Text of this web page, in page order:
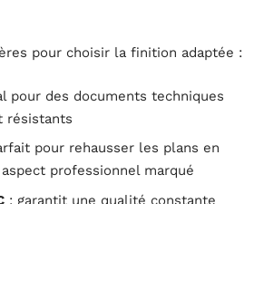
pour choisir la finition adaptée :
pour des documents techniques
résistants
pour rehausser les plans en
professionnel marqué
: garantit une qualité constante